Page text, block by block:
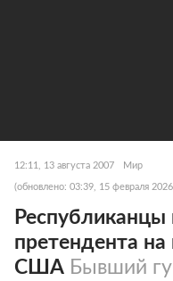
12:11, 13 августа 2007 Мир
(обновлено: 03:39, 15 февраля
претендента на
США Бывший